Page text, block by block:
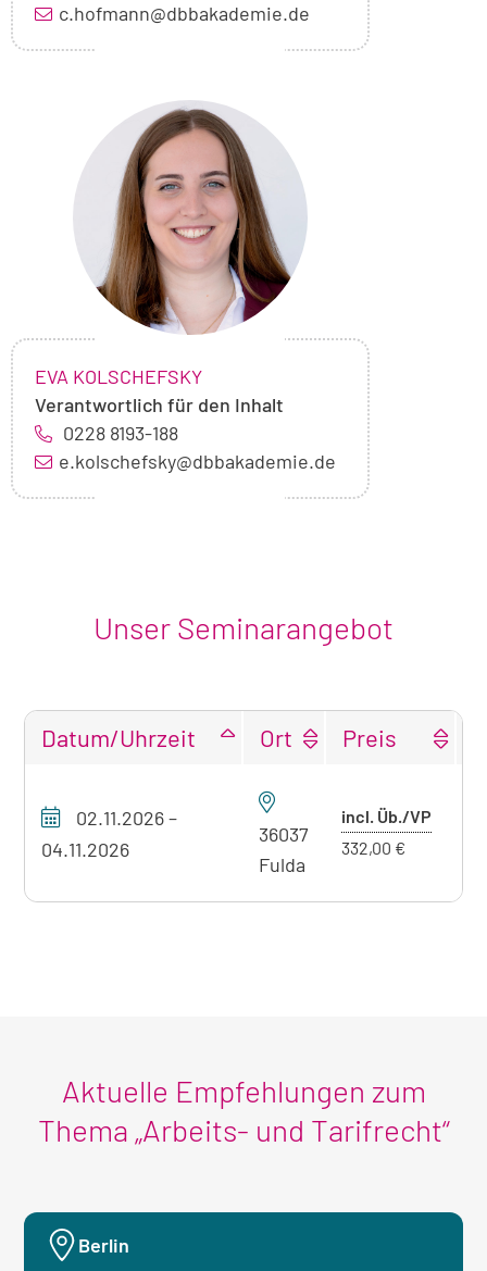
c.hofmann@dbbakademie.de
Foto
von
Eva
Kolschefsky
NAME:
EVA KOLSCHEFSKY,
Verantwortlich für den Inhalt
0228 8193-188
e.kolschefsky@dbbakademie.de
Unser Seminarangebot
Übersicht
unseres
Seminarangebots
zum
Datum/Uhrzeit Ort Preis
02.11.2026–
04.11.2026
36037
Fulda
incl. Üb./VP
332,00 €
Aktuelle Empfehlungen zum
Thema „Arbeits- und Tarifrecht“
Berlin